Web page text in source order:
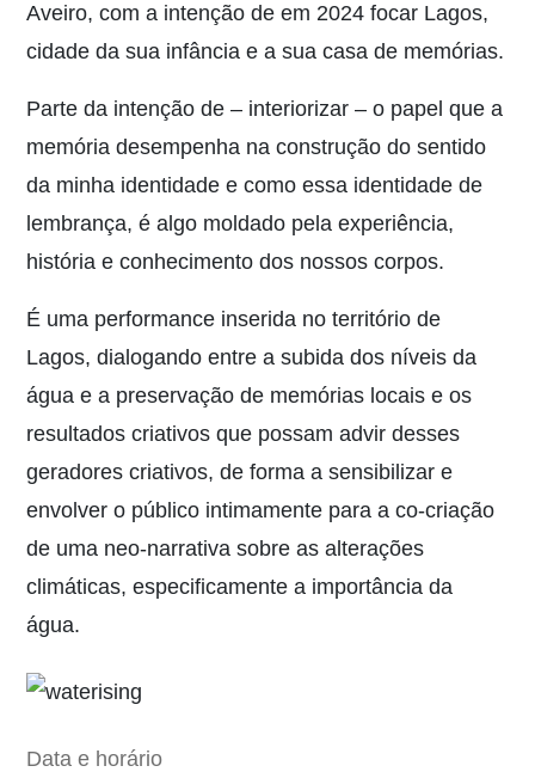
Aveiro, com a intenção de em 2024 focar Lagos,
cidade da sua infância e a sua casa de memórias.
Parte da intenção de – interiorizar – o papel que a
memória desempenha na construção do sentido
da minha identidade e como essa identidade de
lembrança, é algo moldado pela experiência,
história e conhecimento dos nossos corpos.
É uma performance inserida no território de
Lagos, dialogando entre a subida dos níveis da
água e a preservação de memórias locais e os
resultados criativos que possam advir desses
geradores criativos, de forma a sensibilizar e
envolver o público intimamente para a co-criação
de uma neo-narrativa sobre as alterações
climáticas, especificamente a importância da
água.
Data e horário